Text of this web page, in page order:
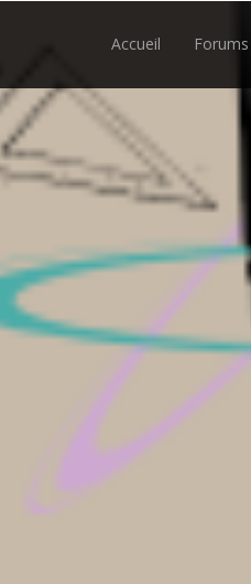
Accueil